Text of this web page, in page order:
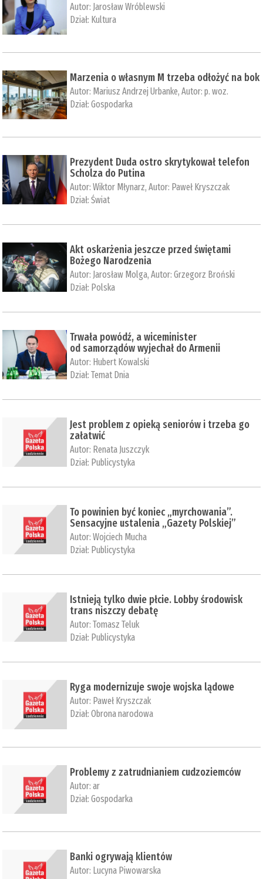
Autor: Jarosław Wróblewski
Dział: Kultura
Marzenia o własnym M trzeba odłożyć na bok
Autor: Mariusz Andrzej Urbanke, Autor:p. woz.
Dział:Gospodarka
Prezydent Duda ostro skrytykował telefon
Scholza do Putina
Autor:Wiktor Młynarz, Autor: Paweł Kryszczak
Dział:Świat
Akt oskarżenia jeszcze przed świętami
Bożego Narodzenia
Autor: Jarosław Molga, Autor:Grzegorz Broński
Dział: Polska
Trwała powódź, a wiceminister
od samorządów wyjechał do Armenii
Autor: Hubert Kowalski
Dział:Temat Dnia
Jest problem z opieką seniorów i trzeba go
załatwić
Autor: Renata Juszczyk
Dział: Publicystyka
To powinien być koniec „myrchowania”.
Sensacyjne ustalenia „Gazety Polskiej”
Autor:Wojciech Mucha
Dział: Publicystyka
Istnieją tylko dwie płcie. Lobby środowisk
trans niszczy debatę
Autor:Tomasz Teluk
Dział: Publicystyka
Ryga modernizuje swoje wojska lądowe
Autor: Paweł Kryszczak
Dział:Obrona narodowa
Problemy z zatrudnianiem cudzoziemców
Autor:ar
Dział:Gospodarka
Banki ogrywają klientów
Autor: Lucyna Piwowarska